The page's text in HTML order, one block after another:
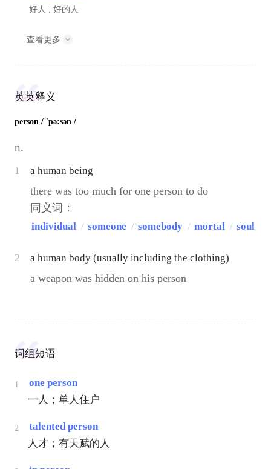
好人 ; 好的人
查看更多
英英释义
person / 'pə:sən /
n.
1 a human being
there was too much for one person to do
同义词：
individual / someone / somebody / mortal / soul
2 a human body (usually including the clothing)
a weapon was hidden on his person
词组短语
1
one person
一人；单人住户
2
talented person
人才；有天赋的人